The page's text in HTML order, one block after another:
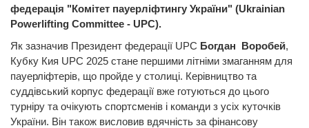
федерація "Комітет пауерліфтингу України" (Ukrainian
Powerlifting Committee - UPC).
Як зазначив Президент федерації UPC Богдан Воробей,
Кубку Кия UPC 2025 стане першими літніми змаганням для
пауерліфтерів, що пройде у столиці. Керівництво та
суддівський корпус федерації вже готуються до цього
турніру та очікують спортсменів і команди з усіх куточків
України. Він також висловив вдячність за фінансову